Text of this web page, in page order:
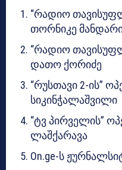
“რადიო
თორნიკე
“რადიო
დათო ქორიძე
“რუსთავი 2-ის”
სიკინჭალაშვილი
“ტვ პირველის”
ლაშქარავა
​On.ge-ს